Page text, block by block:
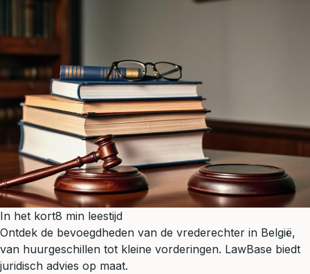
In het kort8 min leestijd
Ontdek de bevoegdheden van de vrederechter in België,
van huurgeschillen tot kleine vorderingen. LawBase biedt
juridisch advies op maat.